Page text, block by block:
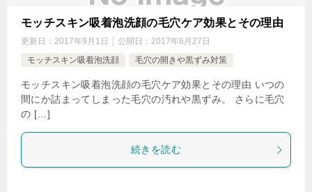
モッチスキン吸着泡洗顔の毛穴ケア効果とその理由
更新日： 2017年9月1日 公開日： 2017年6月27日
モッチスキン吸着泡洗顔
毛穴の開きや黒ずみ対策
モッチスキン吸着泡洗顔の毛穴ケア効果とその理由 いつの
間にか詰まってしまった毛穴の汚れや黒ずみ。 さらに毛穴
の […]
続きを読む